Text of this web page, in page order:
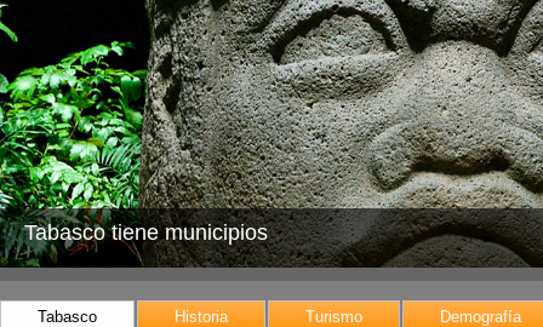
Tabasco tiene municipios
Tabasco Historia Turismo Demografía